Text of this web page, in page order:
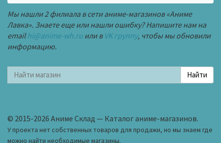
Мы нашли 2 филиала в сети аниме-магазинов «Аниме
Лавка». Знаете еще или нашли ошибку? Напишите нам на
emailhi@anime-wh.ru или в VK группу, чтобы мы обновили
информацию.
© 2015-2026 Аниме Склад — Каталог аниме-магазинов.
У проекта нет собственных товаров для продажи, но мы знаем где
можно найти необходимые магазины.